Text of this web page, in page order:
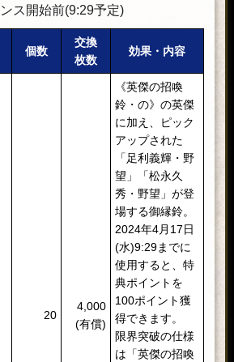
ス開始前(9:29予定)
個数
交換
枚数
効果・内容
20
4,000
(有償)
《英傑の招喚
鈴・の》の英傑
に加え、ピック
アップされた
「足利義輝・野
望」「松永久
秀・野望」が登
場する御縁鈴。
2024年4月17日
(水)9:29までに
使用すると、特
典ポイントを
100ポイント獲
得できます。
限界突破の仕様
は「英傑の招喚